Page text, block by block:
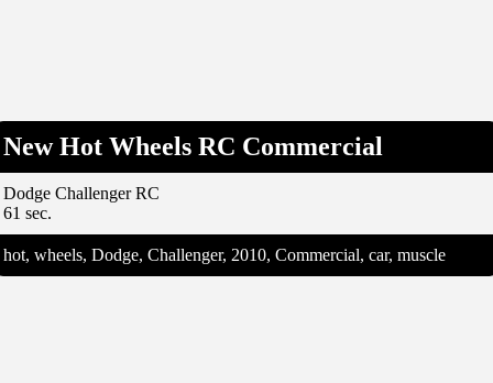
New Hot Wheels RC Commercial
Dodge Challenger RC
61 sec.
hot, wheels, Dodge, Challenger, 2010, Commercial, car, muscle